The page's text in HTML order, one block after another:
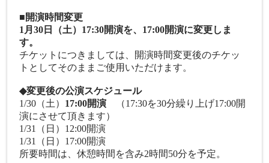
■開演時間変更
1月30日（土）17:30開演を、17:00開演に変更しま
す。
チケットにつきましては、開演時間変更後のチケッ
トとしてそのままご使用いただけます。
◆変更後の公演スケジュール
1/30（土） 17:00開演 （17:30を30分繰り上げ17:00開
演にさせて頂きます）
1/31（日）12:00開演
1/31（日）17:00開演
所要時間は、休憩時間を含み2時間50分を予定。